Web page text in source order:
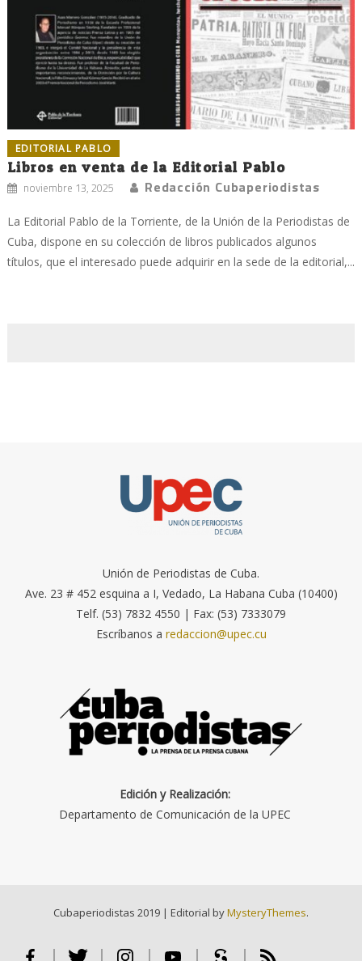
EDITORIAL PABLO
Libros en venta de la Editorial Pablo
noviembre 13, 2025 Redacción Cubaperiodistas
La Editorial Pablo de la Torriente, de la Unión de la Periodistas de
Cuba, dispone en su colección de libros publicados algunos
títulos, que el interesado puede adquirir en la sede de la editorial,...
Unión de Periodistas de Cuba.
Ave. 23 # 452 esquina a I, Vedado, La Habana Cuba (10400)
Telf. (53) 7832 4550 | Fax: (53) 7333079
Escríbanos a redaccion@upec.cu
Edición y Realización:
Departamento de Comunicación de la UPEC
Cubaperiodistas 2019 | Editorial byMysteryThemes.